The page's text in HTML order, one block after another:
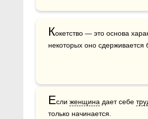
Кокетство — это основа
некоторых оно сдерживается
Если женщина дает себе
только начинается.